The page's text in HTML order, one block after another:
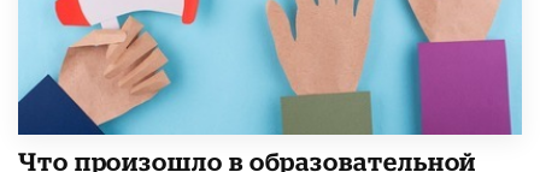
​Что произошло в образовательной